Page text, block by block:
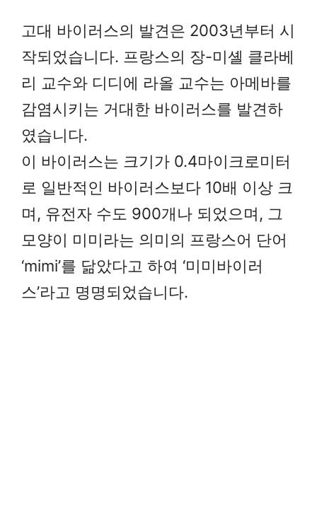
고대 바이러스의 발견은 2003년부터 시
작되었습니다. 프랑스의 장-미셸 클라베
리 교수와 디디에 라올 교수는 아메바를
감염시키는 거대한 바이러스를 발견하
였습니다.
이 바이러스는 크기가 0.4마이크로미터
로 일반적인 바이러스보다 10배 이상 크
며, 유전자 수도 900개나 되었으며, 그
모양이 미미라는 의미의 프랑스어 단어
‘mimi’를 닮았다고 하여 ‘미미바이러
스’라고 명명되었습니다.